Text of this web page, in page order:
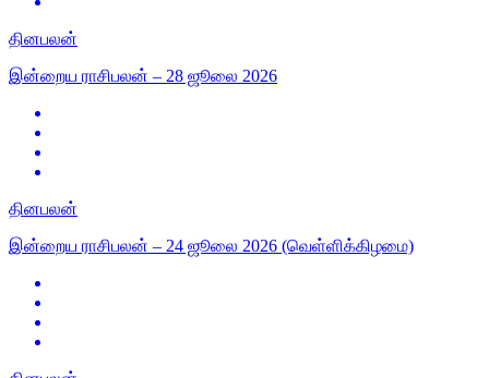
தினபலன்
இன்றைய ராசிபலன் – 28 ஜூலை 2026
தினபலன்
இன்றைய ராசிபலன் – 24 ஜூலை 2026 (வெள்ளிக்கிழமை)